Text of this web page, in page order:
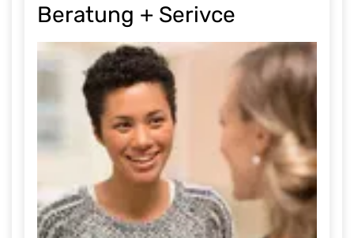
Beratung + Serivce